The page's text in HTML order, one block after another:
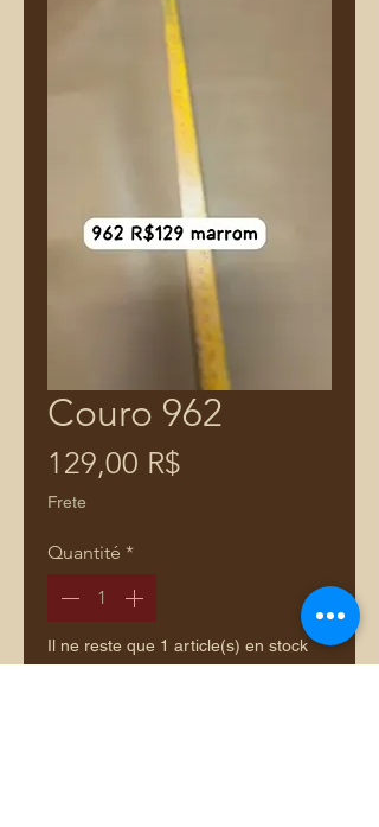
Couro 962
129,00 R$
Frete
Quantité *
Il ne reste que 1 article(s) en stock